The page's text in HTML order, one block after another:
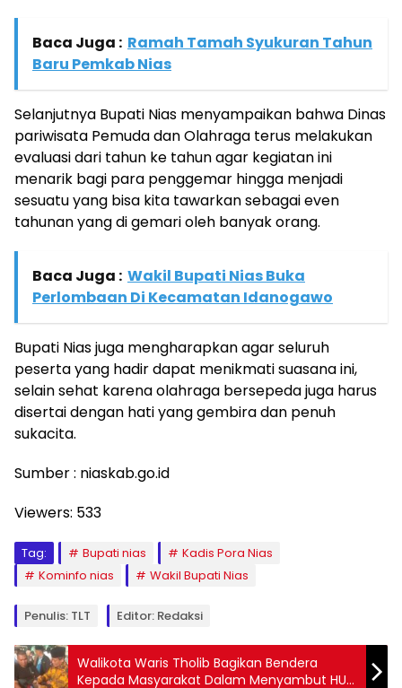
Baca Juga : Ramah Tamah Syukuran Tahun
Baru Pemkab Nias
Selanjutnya Bupati Nias menyampaikan bahwa Dinas
pariwisata Pemuda dan Olahraga terus melakukan
evaluasi dari tahun ke tahun agar kegiatan ini
menarik bagi para penggemar hingga menjadi
sesuatu yang bisa kita tawarkan sebagai even
tahunan yang di gemari oleh banyak orang.
Baca Juga : Wakil Bupati Nias Buka
Perlombaan Di Kecamatan Idanogawo
Bupati Nias juga mengharapkan agar seluruh
peserta yang hadir dapat menikmati suasana ini,
selain sehat karena olahraga bersepeda juga harus
disertai dengan hati yang gembira dan penuh
sukacita.
Sumber : niaskab.go.id
Viewers: 533
Tag: Bupati nias
Kadis Pora Nias
Kominfo nias
Wakil Bupati Nias
Penulis: TLT Editor: Redaksi
Walikota Waris Tholib Bagikan Bendera
Kepada Masyarakat Dalam Menyambut HUT